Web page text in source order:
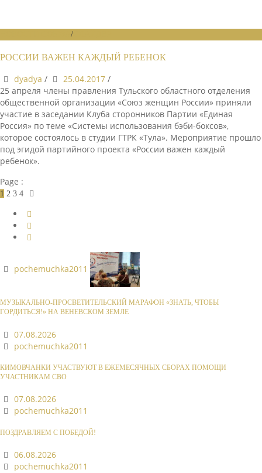
/
РОССИИ ВАЖЕН КАЖДЫЙ РЕБЕНОК
dyadya / 25.04.2017 /
25 апреля члены правления Тульского областного отделения
общественной организации «Союз женщин России» приняли
участие в заседании Клуба сторонников Партии «Единая
Россия» по теме «Системы использования бэби-боксов»,
которое состоялось в студии ГТРК «Тула». Мероприятие прошло
под эгидой партийного проекта «России важен каждый
ребенок».
Page :
1 2 3 4
pochemuchka2011
МУЗЫКАЛЬНО-ПРОСВЕТИТЕЛЬСКИЙ МАРАФОН «ЗНАТЬ, ЧТОБЫ
ГОРДИТЬСЯ!» НА ВЕНЕВСКОМ ЗЕМЛЕ
07.08.2026
pochemuchka2011
КИМОВЧАНКИ УЧАСТВУЮТ В ЕЖЕМЕСЯЧНЫХ СБОРАХ ПОМОЩИ
УЧАСТНИКАМ СВО
07.08.2026
pochemuchka2011
ПОЗДРАВЛЯЕМ С ПОБЕДОЙ!
06.08.2026
pochemuchka2011